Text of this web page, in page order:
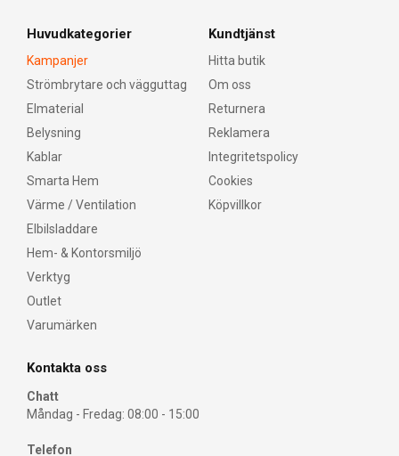
Huvudkategorier
Kampanjer
Strömbrytare och vägguttag
Elmaterial
Belysning
Kablar
Smarta Hem
Värme / Ventilation
Elbilsladdare
Hem- & Kontorsmiljö
Verktyg
Outlet
Varumärken
Kundtjänst
Hitta butik
Om oss
Returnera
Reklamera
Integritetspolicy
Cookies
Köpvillkor
Kontakta oss
Chatt
Måndag - Fredag: 08:00 - 15:00
Telefon